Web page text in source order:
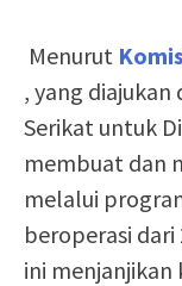
Menurut
, yang diajukan
Serikat untuk
membuat dan
melalui
beroperasi dari
ini